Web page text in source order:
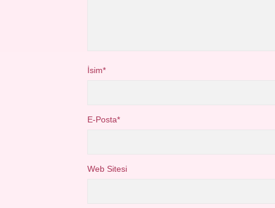
İsim*
E-Posta*
Web Sitesi